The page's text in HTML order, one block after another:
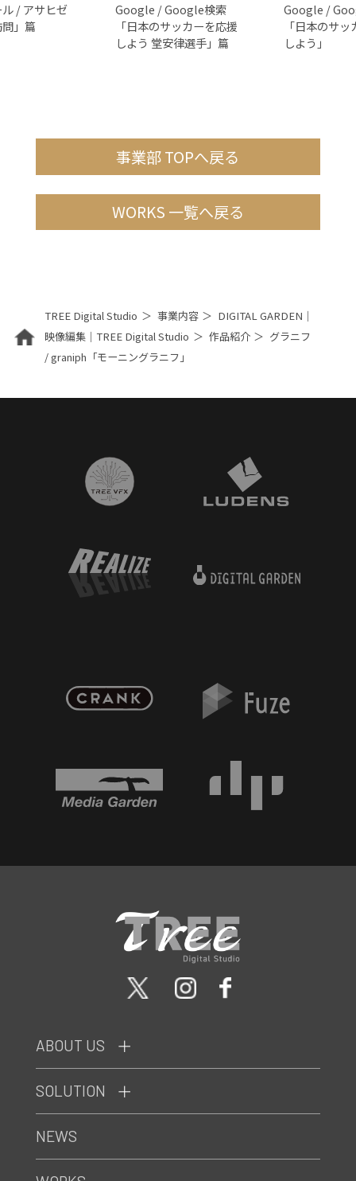
/ アサヒゼ
」篇
Google / Google検索
「日本のサッカーを応援
しよう 堂安律選手」篇
Google /
「日本のサ
しよう」
事業部 TOPへ戻る
WORKS 一覧へ戻る
TREE Digital Studio 事業内容
DIGITAL GARDEN｜
映像編集｜TREE Digital Studio
作品紹介
グラニフ
/ graniph「モーニングラニフ」
ABOUT US
SOLUTION
NEWS